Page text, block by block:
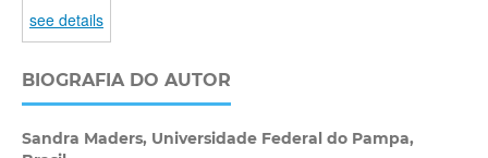
see details
BIOGRAFIA DO AUTOR
Sandra Maders, Universidade Federal do Pampa,